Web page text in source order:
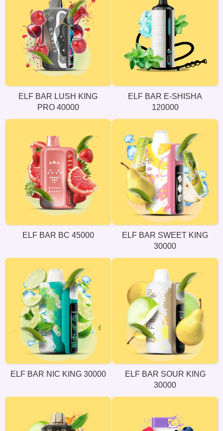
ELF BAR LUSH KING
PRO 40000
ELF BAR E-SHISHA
120000
ELF BAR BC 45000
ELF BAR SWEET KING
30000
ELF BAR NIC KING 30000
ELF BAR SOUR KING
30000